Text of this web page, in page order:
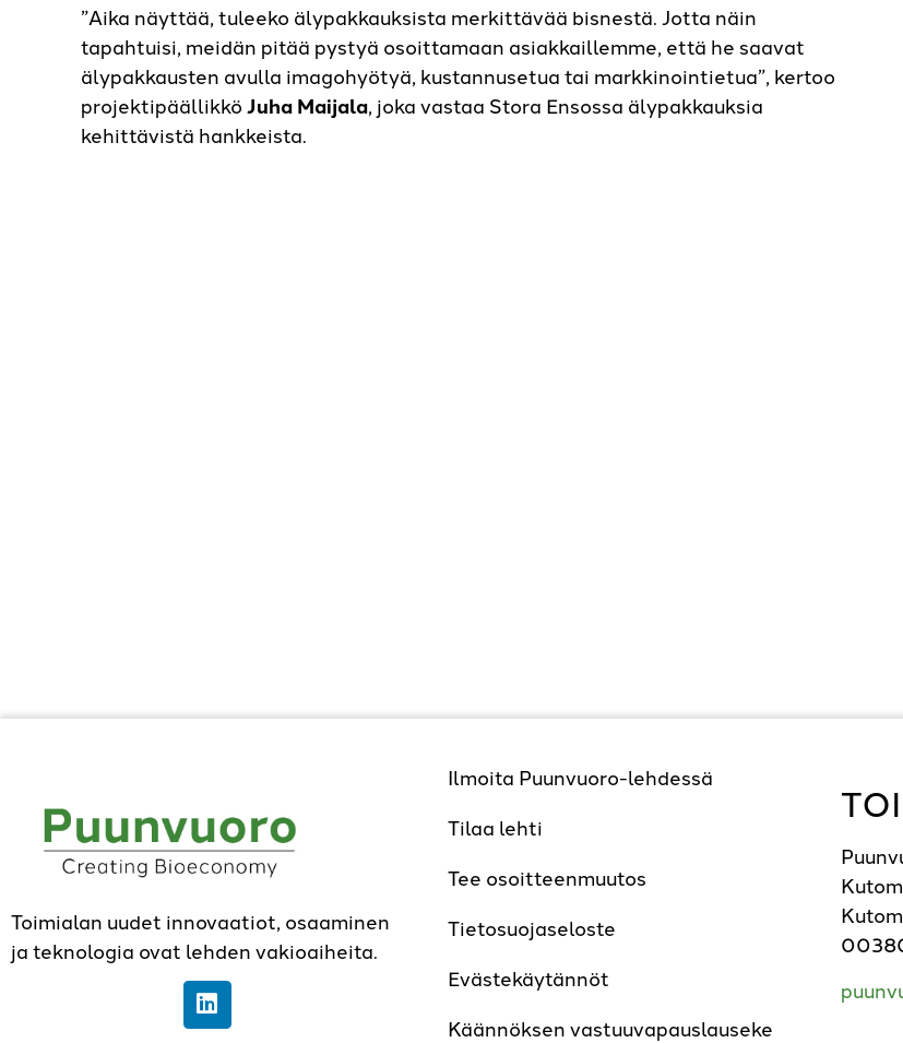
”Aika näyttää, tuleeko älypakkauksista merkittävää bisnestä. Jotta näin
tapahtuisi, meidän pitää pystyä osoittamaan asiakkaillemme, että he saavat
älypakkausten avulla imagohyötyä, kustannusetua tai markkinointietua”, kertoo
projektipäällikköJuha Maijala, joka vastaa Stora Ensossa älypakkauksia
kehittävistä hankkeista.
Toimialan uudet innovaatiot, osaaminen
ja teknologia ovat lehden vakioaiheita.
Ilmoita Puunvuoro-lehdessä
Tilaa lehti
Tee osoitteenmuutos
Tietosuojaseloste
Evästekäytännöt
Käännöksen vastuuvapauslauseke